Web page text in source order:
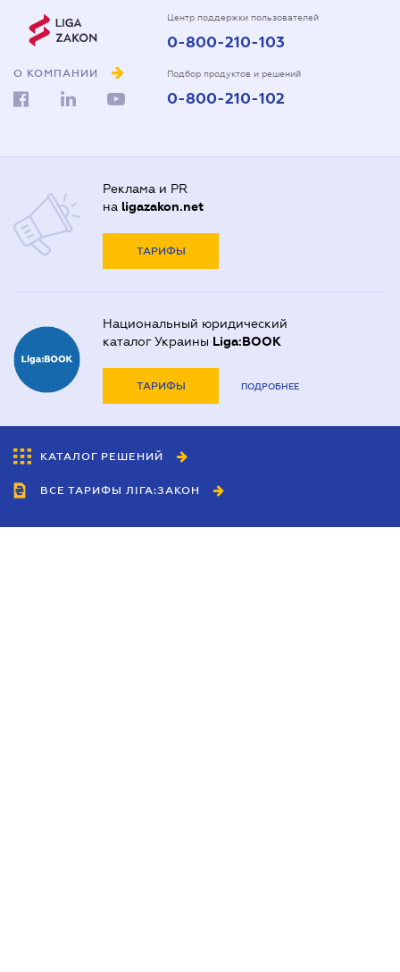
О КОМПАНИИ
Центр поддержки пользователей
0-800-210-103
Подбор продуктов и решений
0-800-210-102
Реклама и PR
на ligazakon.net
ТАРИФЫ
Национальный юридический
каталог Украины Liga:BOOK
ТАРИФЫ ПОДРОБНЕЕ
КАТАЛОГ РЕШЕНИЙ
ВСЕ ТАРИФЫ ЛІГА:ЗАКОН